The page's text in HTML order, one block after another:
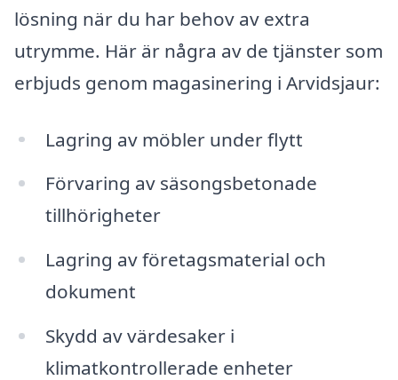
lösning när du har behov av extra
utrymme. Här är några av de tjänster som
erbjuds genom magasinering i Arvidsjaur:
Lagring av möbler under flytt
Förvaring av säsongsbetonade
tillhörigheter
Lagring av företagsmaterial och
dokument
Skydd av värdesaker i
klimatkontrollerade enheter